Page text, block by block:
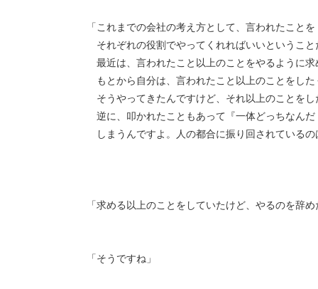
「これまでの会社の考え方として、言われたことを
それぞれの役割でやってくれればいいというこ
最近は、言われたこと以上のことをやるように求
もとから自分は、言われたこと以上のことをし
そうやってきたんですけど、それ以上のことをし
逆に、叩かれたこともあって『一体どっちなんだ
しまうんですよ。人の都合に振り回されているの
「求める以上のことをしていたけど、やるのを辞め
「そうですね」